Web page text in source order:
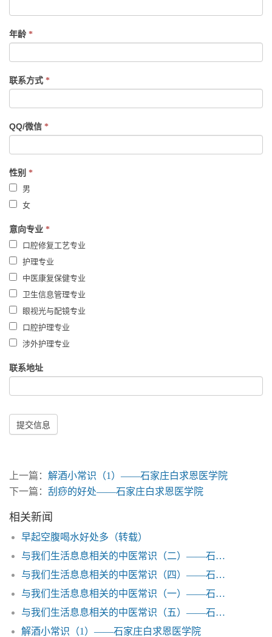
are
human,
leave
this
field
blank.
年龄 *
联系方式 *
QQ/微信 *
性别 *
男
女
意向专业 *
口腔修复工艺专业
护理专业
中医康复保健专业
卫生信息管理专业
眼视光与配镜专业
口腔护理专业
涉外护理专业
联系地址
提交信息
上一篇： 解酒小常识（1）——石家庄白求恩医学院
下一篇： 刮痧的好处——石家庄白求恩医学院
相关新闻
早起空腹喝水好处多（转载）
与我们生活息息相关的中医常识（二）——石家庄白求恩医学院
与我们生活息息相关的中医常识（四）——石家庄白求恩医学院
与我们生活息息相关的中医常识（一）——石家庄白求恩医学院
与我们生活息息相关的中医常识（五）——石家庄白求恩医学院
解酒小常识（1）——石家庄白求恩医学院